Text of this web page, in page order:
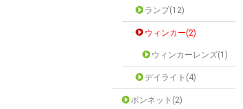
ランプ(12)
ウィンカー(2)
ウィンカーレンズ(1)
デイライト(4)
ボンネット(2)